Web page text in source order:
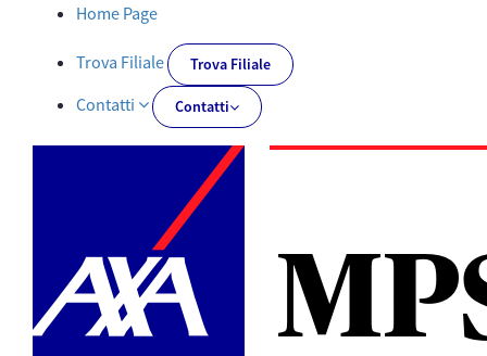
Tutti i documenti | AXA MPS Financial - AXA-MPSFINANCIAL.IT
Home Page
Trova Filiale Trova Filiale
Contatti Contatti